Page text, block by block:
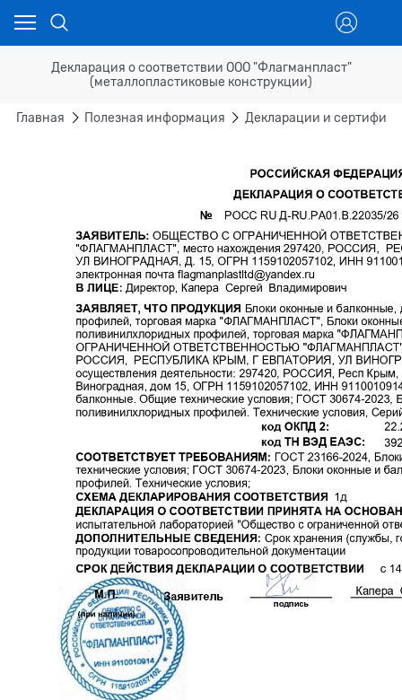
Декларация о соответствии ООО "Флагманпласт"
(металлопластиковые конструкции)
Главная Полезная информация Декларации и